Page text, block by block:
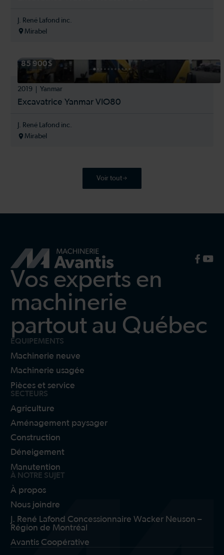
J. René Lafond inc.
Mirabel
85 900$
2019 Yanmar
Excavatrice Yanmar VIO80
J. René Lafond inc.
Mirabel
Voir tout
Vos experts en
machinerie
partout au Québec
ÉQUIPEMENTS
Machinerie neuve
Machinerie usagée
Pièces et service
SECTEURS
Agriculture
Aménagement paysager
Construction
Déneigement
Manutention
À NOTRE SUJET
À propos
Nous joindre
J. René Lafond Concessionnaire Wacker Neuson –
Région de Montréal
Avantis Coopérative